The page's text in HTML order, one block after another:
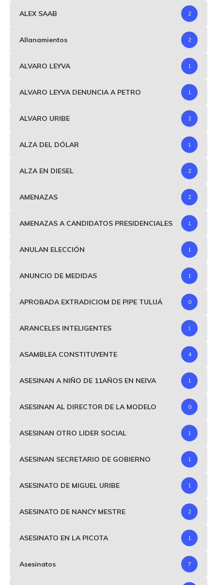
ALEX SAAB 2
Allanamientos 2
ALVARO LEYVA 1
ALVARO LEYVA DENUNCIA A PETRO 1
ALVARO URIBE 2
ALZA DEL DÓLAR 1
ALZA EN DIESEL 2
AMENAZAS 2
AMENAZAS A CANDIDATOS PRESIDENCIALES 1
ANULAN ELECCIÓN 1
ANUNCIO DE MEDIDAS 1
APROBADA EXTRADICIOM DE PIPE TULUÁ 0
ARANCELES INTELIGENTES 1
ASAMBLEA CONSTITUYENTE 4
ASESINAN A NIÑO DE 11AÑOS EN NEIVA 1
ASESINAN AL DIRECTOR DE LA MODELO 0
ASESINAN OTRO LIDER SOCIAL 1
ASESINAN SECRETARIO DE GOBIERNO 1
ASESINATO DE MIGUEL URIBE 1
ASESINATO DE NANCY MESTRE 2
ASESINATO EN LA PICOTA 1
Asesinatos 7